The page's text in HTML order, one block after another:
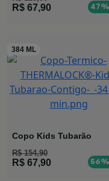
R$ 67,90
Copo Kids Tubarão
R$ 154,90
R$ 67,90